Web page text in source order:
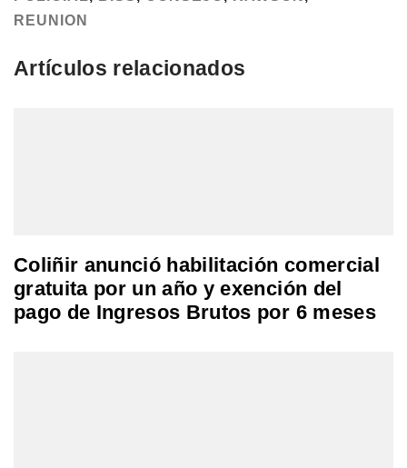
REUNION
Artículos relacionados
Coliñir anunció habilitación comercial
gratuita por un año y exención del
pago de Ingresos Brutos por 6 meses